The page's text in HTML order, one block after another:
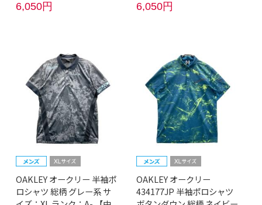
6,050円 6,050円
OAKLEY オークリー 半袖ポ
ロシャツ 総柄 グレー系 サ
OAKLEY オークリー
434177JP 半袖ポロシャツ